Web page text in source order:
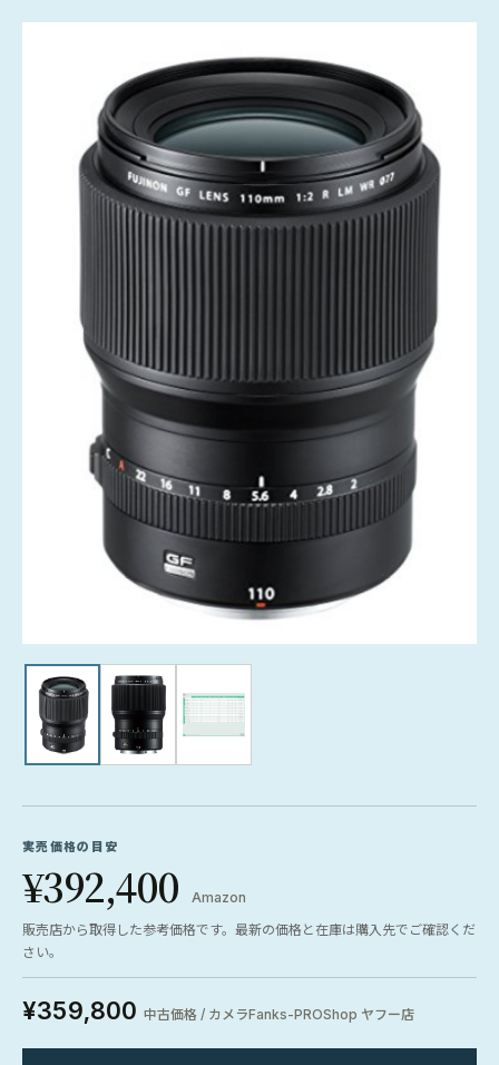
実売価格の目安
¥392,400
Amazon
販売店から取得した参考価格です。最新の価格と在庫は購入先でご確認くだ
さい。
¥359,800 中古価格 / カメラFanks-PROShop ヤフー店